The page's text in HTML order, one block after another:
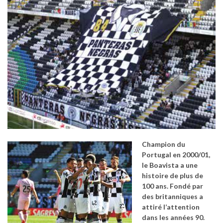
Champion du
Portugal en 2000/01,
le Boavista a une
histoire de plus de
100 ans. Fondé par
des britanniques a
attiré l’attention
dans les années 90.